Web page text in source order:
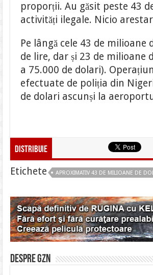
proporții. Au găsit peste 43
activități ilegale. Nicio
Pe lângă cele 43 de
de lire, dar și 23 de milioane
a 75.000 de dolari).
efectuate de poliția din
de dolari ascunși la
Distribuie
Etichete APROXIMATIV 43 DE MILIOANE DE
Despre gzn